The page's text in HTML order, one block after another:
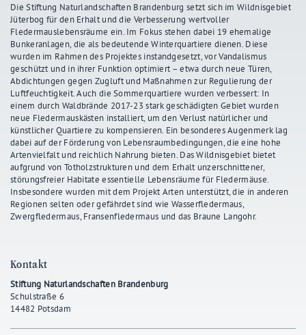
Die Stiftung Naturlandschaften Brandenburg setzt sich im Wildnisgebiet
Jüterbog für den Erhalt und die Verbesserung wertvoller
Fledermauslebensräume ein. Im Fokus stehen dabei 19 ehemalige
Bunkeranlagen, die als bedeutende Winterquartiere dienen. Diese
wurden im Rahmen des Projektes instandgesetzt, vor Vandalismus
geschützt und in ihrer Funktion optimiert – etwa durch neue Türen,
Abdichtungen gegen Zugluft und Maßnahmen zur Regulierung der
Luftfeuchtigkeit. Auch die Sommerquartiere wurden verbessert: In
einem durch Waldbrände 2017-23 stark geschädigten Gebiet wurden
neue Fledermauskästen installiert, um den Verlust natürlicher und
künstlicher Quartiere zu kompensieren. Ein besonderes Augenmerk lag
dabei auf der Förderung von Lebensraumbedingungen, die eine hohe
Artenvielfalt und reichlich Nahrung bieten. Das Wildnisgebiet bietet
aufgrund von Totholzstrukturen und dem Erhalt unzerschnittener,
störungsfreier Habitate essentielle Lebensräume für Fledermäuse.
Insbesondere wurden mit dem Projekt Arten unterstützt, die in anderen
Regionen selten oder gefährdet sind wie Wasserfledermaus,
Zwergfledermaus, Fransenfledermaus und das Braune Langohr.
Kontakt
Stiftung Naturlandschaften Brandenburg
Schulstraße 6
14482 Potsdam